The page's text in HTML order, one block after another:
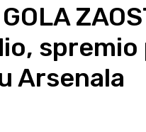
spremio
Arsenala